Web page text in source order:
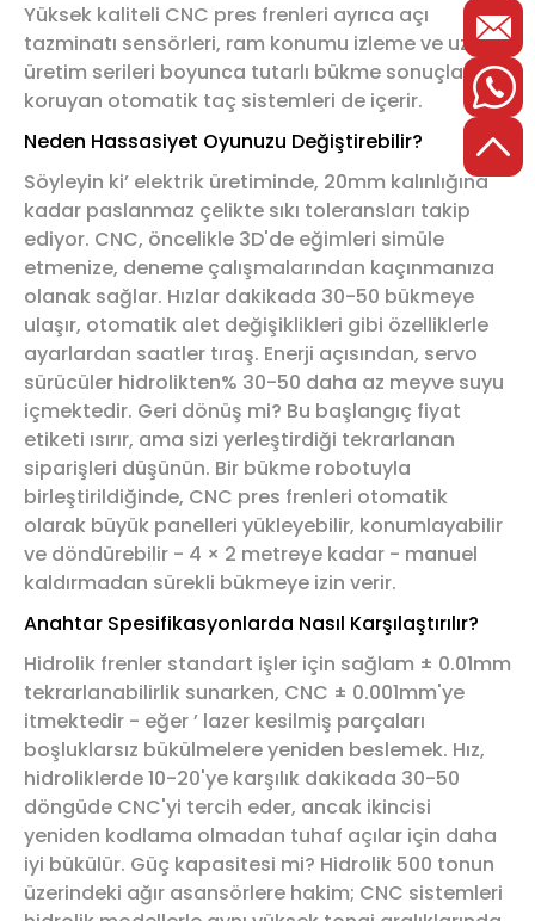
Yüksek kaliteli CNC pres frenleri ayrıca açı
tazminatı sensörleri, ram konumu izleme ve uzun
üretim serileri boyunca tutarlı bükme sonuçlarını
koruyan otomatik taç sistemleri de içerir.
Neden Hassasiyet Oyunuzu Değiştirebilir?
Söyleyin ki’ elektrik üretiminde, 20mm kalınlığına
kadar paslanmaz çelikte sıkı toleransları takip
ediyor. CNC, öncelikle 3D'de eğimleri simüle
etmenize, deneme çalışmalarından kaçınmanıza
olanak sağlar. Hızlar dakikada 30-50 bükmeye
ulaşır, otomatik alet değişiklikleri gibi özelliklerle
ayarlardan saatler tıraş. Enerji açısından, servo
sürücüler hidrolikten% 30-50 daha az meyve suyu
içmektedir. Geri dönüş mi? Bu başlangıç fiyat
etiketi ısırır, ama sizi yerleştirdiği tekrarlanan
siparişleri düşünün. Bir bükme robotuyla
birleştirildiğinde, CNC pres frenleri otomatik
olarak büyük panelleri yükleyebilir, konumlayabilir
ve döndürebilir - 4 × 2 metreye kadar - manuel
kaldırmadan sürekli bükmeye izin verir.
Anahtar Spesifikasyonlarda Nasıl Karşılaştırılır?
Hidrolik frenler standart işler için sağlam ± 0.01mm
tekrarlanabilirlik sunarken, CNC ± 0.001mm'ye
itmektedir - eğer ’ lazer kesilmiş parçaları
boşluklarsız bükülmelere yeniden beslemek. Hız,
hidroliklerde 10-20'ye karşılık dakikada 30-50
döngüde CNC'yi tercih eder, ancak ikincisi
yeniden kodlama olmadan tuhaf açılar için daha
iyi bükülür. Güç kapasitesi mi? Hidrolik 500 tonun
üzerindeki ağır asansörlere hakim; CNC sistemleri